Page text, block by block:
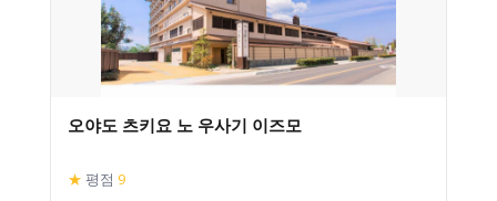
오야도 츠키요 노 우사기 이즈모
★ 평점 9